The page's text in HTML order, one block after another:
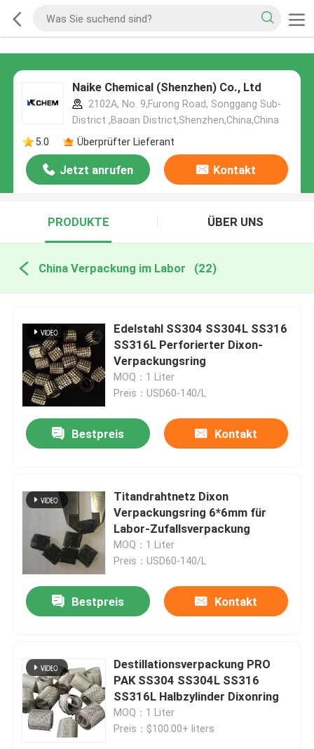
Naike Chemical (Shenzhen) Co., Ltd
2102A, No. 9,Furong Road, Songgang Sub-
District ,Baoan District,Shenzhen,China,China
5.0
Überprüfter Lieferant
Jetzt anrufen Kontakt
PRODUKTE ÜBER UNS
China Verpackung im Labor (22)
Edelstahl SS304 SS304L SS316
SS316L Perforierter Dixon-
Verpackungsring
MOQ：1 Liter
Preis：USD60-140/L
Bestpreis Kontakt
Titandrahtnetz Dixon
Verpackungsring 6*6mm für
Labor-Zufallsverpackung
MOQ：1 Liter
Preis：USD60-140/L
Bestpreis Kontakt
Destillationsverpackung PRO
PAK SS304 SS304L SS316
SS316L Halbzylinder Dixonring
MOQ：1 Liter
Preis：$100.00+ liters